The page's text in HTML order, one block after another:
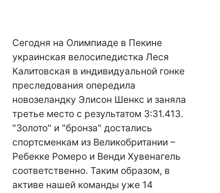
Сегодня на Олимпиаде в Пекине
украинская велосипедистка Леся
Калитовская в индивидуальной гонке
преследования опередила
новозеландку Элисон Шенкс и заняла
третье место с результатом 3:31.413.
"Золото" и "бронза" достались
спортсменкам из Великобритании –
Ребекке Ромеро и Венди Хувенагель
соответственно. Таким образом, в
активе нашей команды уже 14